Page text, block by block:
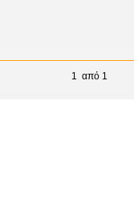
1 από 1